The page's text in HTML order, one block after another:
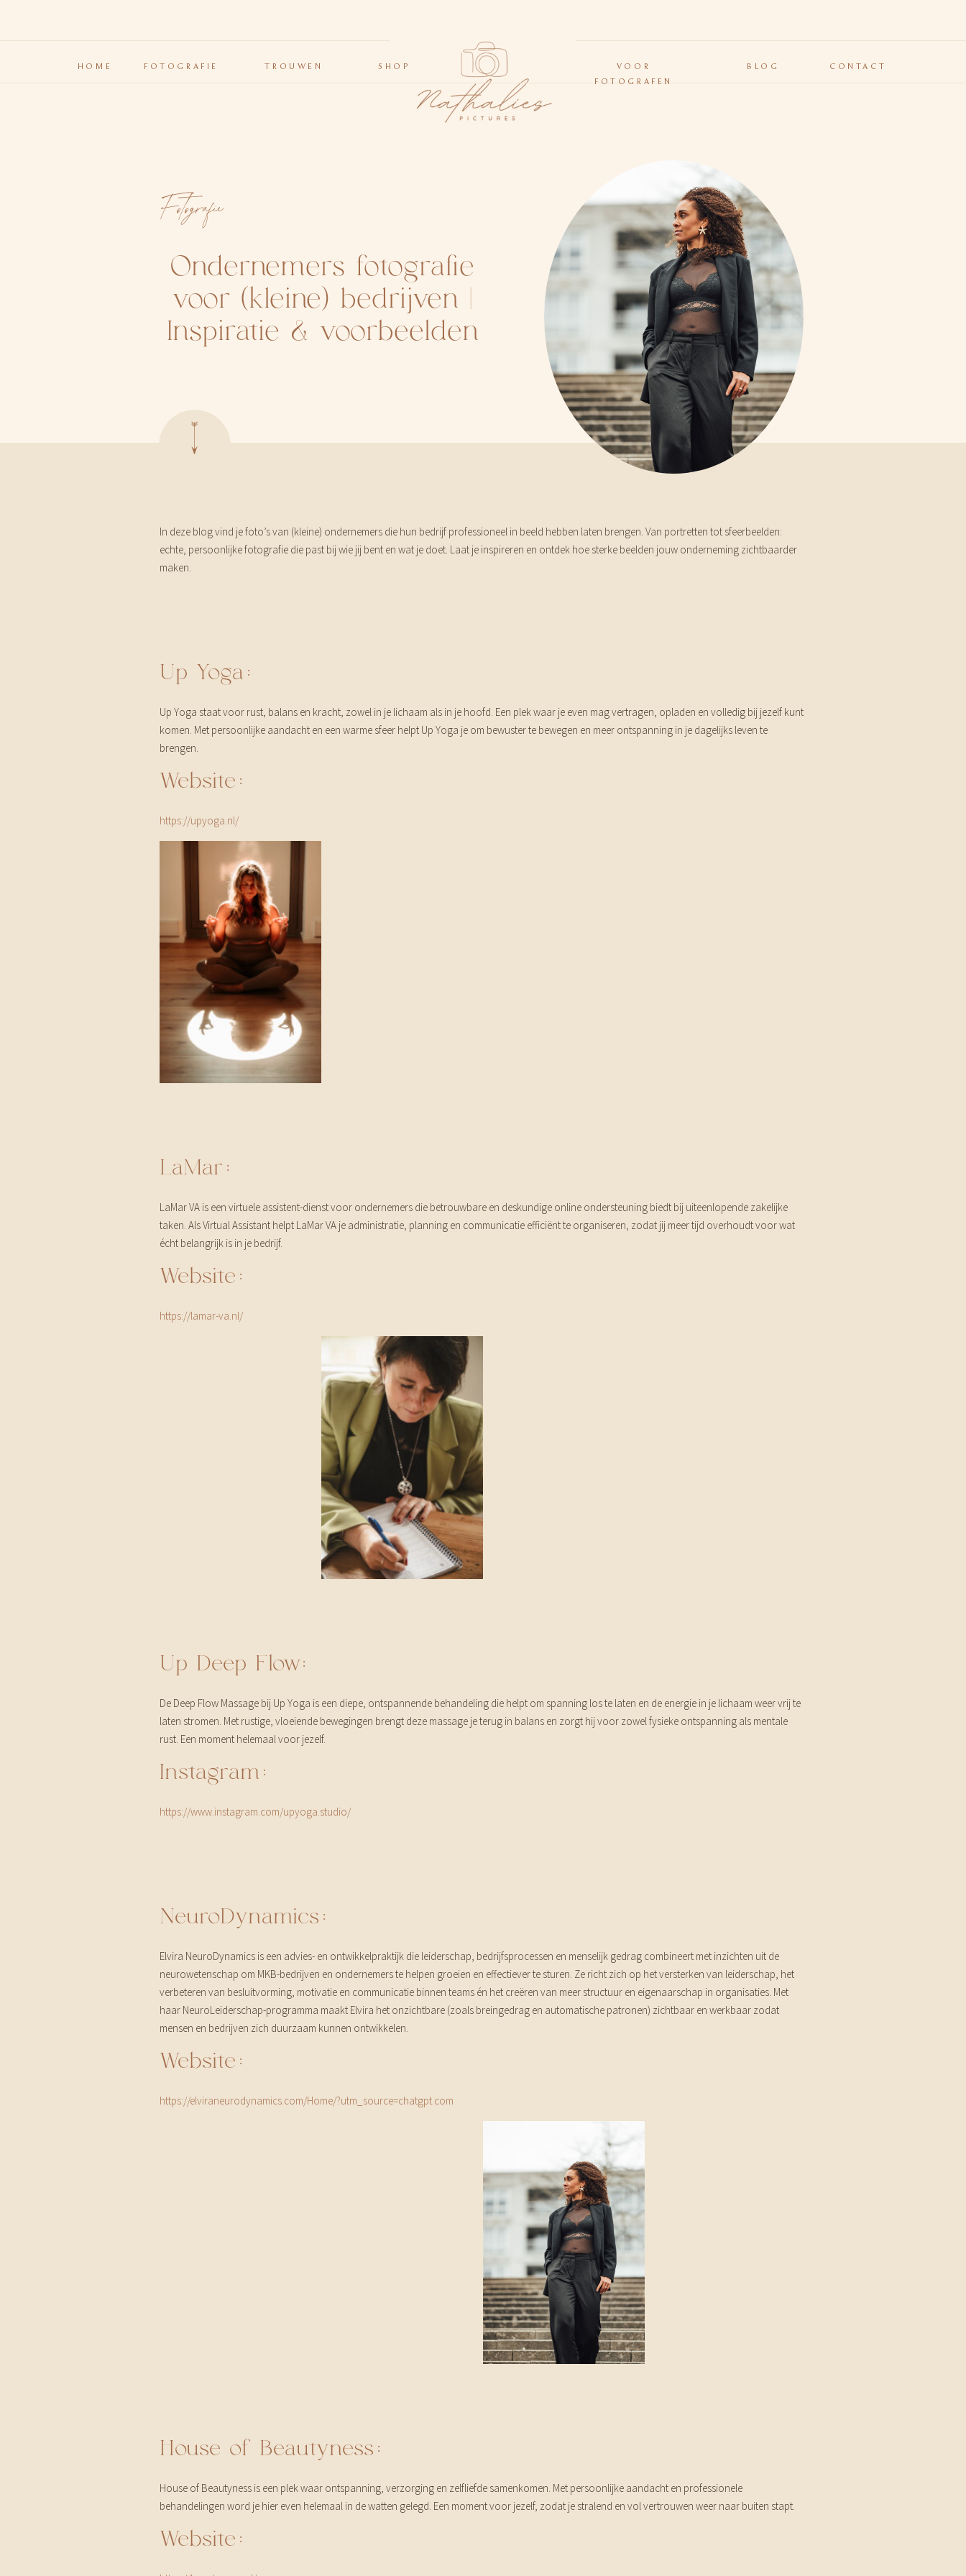
CONTACT
BLOG
VOOR
FOTOGRAFEN
SHOP
TROUWEN
FOTOGRAFIE
HOME
Ondernemers fotografie
voor (kleine) bedrijven |
Inspiratie & voorbeelden
Fotografie
In deze blog vind je foto’s van (kleine) ondernemers die hun bedrijf professioneel in beeld hebben laten brengen. Van portretten tot sfeerbeelden:
echte, persoonlijke fotografie die past bij wie jij bent en wat je doet. Laat je inspireren en ontdek hoe sterke beelden jouw onderneming zichtbaarder
maken.
Up Yoga:
Up Yoga staat voor rust, balans en kracht, zowel in je lichaam als in je hoofd. Een plek waar je even mag vertragen, opladen en volledig bij jezelf kunt
komen. Met persoonlijke aandacht en een warme sfeer helpt Up Yoga je om bewuster te bewegen en meer ontspanning in je dagelijks leven te
brengen.
Website:
https://upyoga.nl/
LaMar:
LaMar VA is een virtuele assistent-dienst voor ondernemers die betrouwbare en deskundige online ondersteuning biedt bij uiteenlopende zakelijke
taken. Als Virtual Assistant helpt LaMar VA je administratie, planning en communicatie efficiënt te organiseren, zodat jij meer tijd overhoudt voor wat
écht belangrijk is in je bedrijf.
Website:
https://lamar-va.nl/
Up Deep Flow:
De Deep Flow Massage bij Up Yoga is een diepe, ontspannende behandeling die helpt om spanning los te laten en de energie in je lichaam weer vrij te
laten stromen. Met rustige, vloeiende bewegingen brengt deze massage je terug in balans en zorgt hij voor zowel fysieke ontspanning als mentale
rust. Een moment helemaal voor jezelf.
Instagram:
https://www.instagram.com/upyoga.studio/
NeuroDynamics:
Elvira NeuroDynamics is een advies- en ontwikkelpraktijk die leiderschap, bedrijfsprocessen en menselijk gedrag combineert met inzichten uit de
neurowetenschap om MKB-bedrijven en ondernemers te helpen groeien en effectiever te sturen. Ze richt zich op het versterken van leiderschap, het
verbeteren van besluitvorming, motivatie en communicatie binnen teams én het creëren van meer structuur en eigenaarschap in organisaties. Met
haar NeuroLeiderschap-programma maakt Elvira het onzichtbare (zoals breingedrag en automatische patronen) zichtbaar en werkbaar zodat
mensen en bedrijven zich duurzaam kunnen ontwikkelen.
Website:
https://elviraneurodynamics.com/Home/?utm_source=chatgpt.com
House of Beautyness:
House of Beautyness is een plek waar ontspanning, verzorging en zelfliefde samenkomen. Met persoonlijke aandacht en professionele
behandelingen word je hier even helemaal in de watten gelegd. Een moment voor jezelf, zodat je stralend en vol vertrouwen weer naar buiten stapt.
Website: